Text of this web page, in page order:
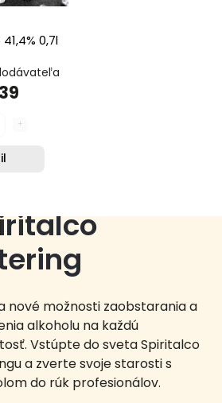
0,7l
nové možnosti zaobstarania a
alkoholu na každú
Vstúpte do sveta Spiritalco
a zverte svoje starosti s
do rúk profesionálov.